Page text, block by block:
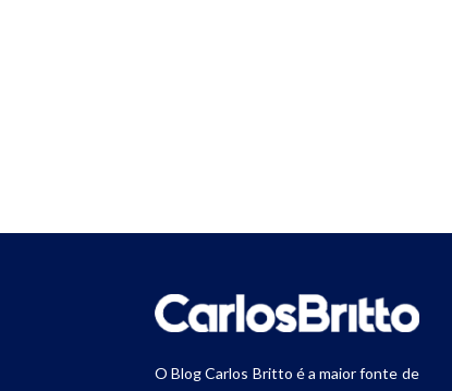
O Blog Carlos Britto é a maior fonte de